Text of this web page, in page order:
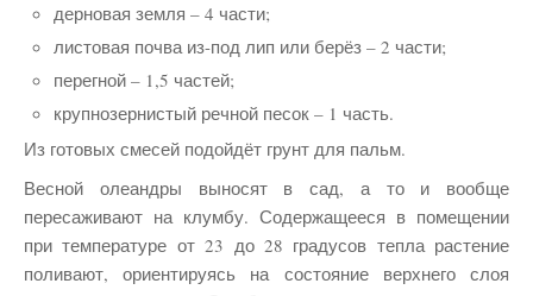
дерновая земля – 4 части;
листовая почва из-под лип или берёз – 2 части;
перегной – 1,5 частей;
крупнозернистый речной песок – 1 часть.
Из готовых смесей подойдёт грунт для пальм.
Весной олеандры выносят в сад, а то и вообще
пересаживают на клумбу. Содержащееся в помещении
при температуре от 23 до 28 градусов тепла растение
поливают, ориентируясь на состояние верхнего слоя